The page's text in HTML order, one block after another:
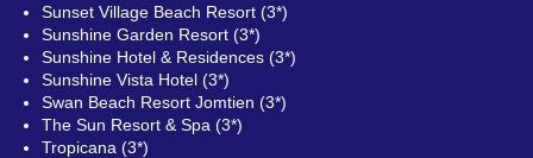
Sunset Village Beach Resort (3*)
Sunshine Garden Resort (3*)
Sunshine Hotel & Residences (3*)
Sunshine Vista Hotel (3*)
Swan Beach Resort Jomtien (3*)
The Sun Resort & Spa (3*)
Tropicana (3*)